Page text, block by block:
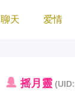
聊天 爱情
摇月靈